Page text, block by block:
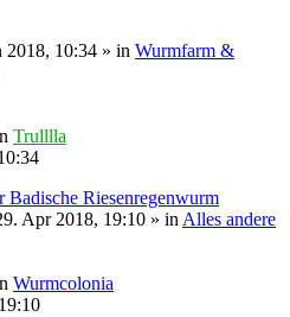
2018, 10:34 » in Wurmfarm &
Trulllla
Badische Riesenregenwurm
Apr 2018, 19:10 » in Alles andere
Wurmcolonia